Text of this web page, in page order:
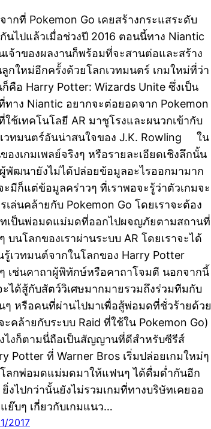
ากที่ Pokemon Go เคยสร้างกระแสระดับ
นไปแล้วเมื่อช่วงปี 2016 ตอนนี้ทาง Niantic
เจ้าของผลงานก็พร้อมที่จะสานต่อและสร้าง
กใหม่อีกครั้งด้วยโลกเวทมนตร์ เกมใหม่ที่ว่า
คือ Harry Potter: Wizards Unite ซึ่งเป็น
ทาง Niantic อยากจะต่อยอดจาก Pokemon
ใช้เทคโนโลยี AR มาชูโรงและผนวกเข้ากับ
วทมนตร์อันน่าสนใจของ J.K. Rowling ใน
องเกมเพลย์จริงๆ หรือรายละเอียดเชิงลึกนั้น
พัฒนายังไม่ได้ปล่อยข้อมูลอะไรออกมามาก
ะมีก็แต่ข้อมูลคร่าวๆ ที่เราพอจะรู้ว่าตัวเกมจะ
เล่นคล้ายกับ Pokemon Go โดยเราจะต้อง
เป็นพ่อมดแม่มดที่ออกไปผจญภัยตามสถานที่
บนโลกของเราผ่านระบบ AR โดยเราจะได้
รู้เวทมนต์จากในโลกของ Harry Potter
เช่นคาถาผู้พิทักษ์หรือคาถาโจมตี นอกจากนี้
ะได้สู้กับสัตว์วิเศษมากมายรวมถึงร่วมทีมกับ
ๆ หรือคนที่ผ่านไปมาเพื่อสู้พ่อมดที่ชั่วร้ายด้วย
ะคล้ายกับระบบ Raid ที่ใช้ใน Pokemon Go)
งก็ตามนี่ถือเป็นสัญญานที่ดีสำหรับซีรีส์
Potter ที่ Warner Bros เริ่มปล่อยเกมใหม่ๆ
ลกพ่อมดแม่มดมาให้แฟนๆ ได้ดื่มด่ำกันอีก
ยิ่งไปกว่านั้นยังไม่รวมเกมที่ทางบริษัทเคยออ
ย๊บๆ เกี่ยวกับเกมแนว…
2017